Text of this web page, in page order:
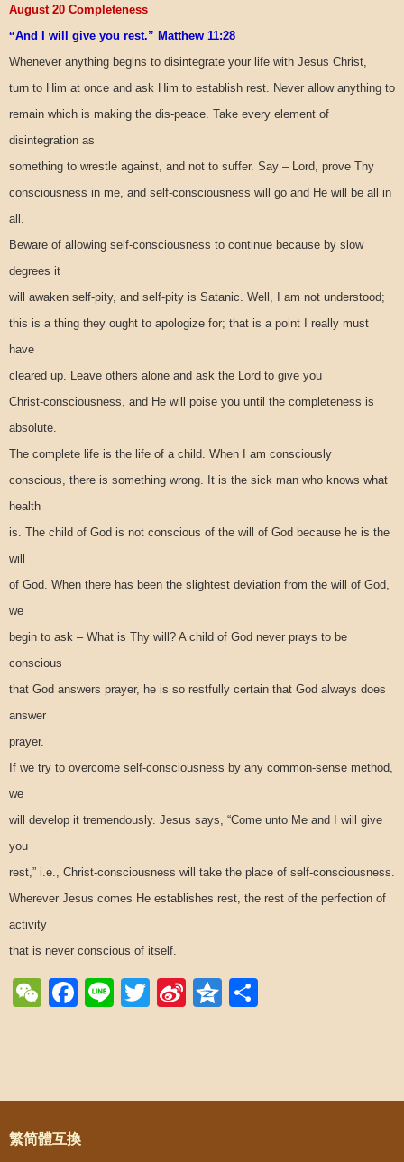
August 20 Completeness
“And I will give you rest.” Matthew 11:28
Whenever anything begins to disintegrate your life with Jesus Christ,
turn to Him at once and ask Him to establish rest. Never allow anything to
remain which is making the dis-peace. Take every element of
disintegration as
something to wrestle against, and not to suffer. Say – Lord, prove Thy
consciousness in me, and self-consciousness will go and He will be all in
all.
Beware of allowing self-consciousness to continue because by slow
degrees it
will awaken self-pity, and self-pity is Satanic. Well, I am not understood;
this is a thing they ought to apologize for; that is a point I really must
have
cleared up. Leave others alone and ask the Lord to give you
Christ-consciousness, and He will poise you until the completeness is
absolute.
The complete life is the life of a child. When I am consciously
conscious, there is something wrong. It is the sick man who knows what
health
is. The child of God is not conscious of the will of God because he is the
will
of God. When there has been the slightest deviation from the will of God,
we
begin to ask – What is Thy will? A child of God never prays to be
conscious
that God answers prayer, he is so restfully certain that God always does
answer
prayer.
If we try to overcome self-consciousness by any common-sense method,
we
will develop it tremendously. Jesus says, “Come unto Me and I will give
you
rest,” i.e., Christ-consciousness will take the place of self-consciousness.
Wherever Jesus comes He establishes rest, the rest of the perfection of
activity
that is never conscious of itself.
WeChat
Facebook
LineTwitter
SinaQzone
Post navigation
繁简體互換